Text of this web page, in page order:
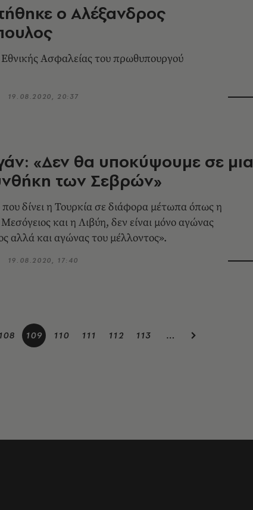
ο Αλέξανδρος
Ασφαλείας του πρωθυπουργού
19.08.2020, 20:37
«Δεν θα υποκύψουμε σε μια
των Σεβρών»
δίνει η Τουρκία σε διάφορα μέτωπα όπως η
και η Λιβύη, δεν είναι μόνο αγώνας
αλλά και αγώνας του μέλλοντος».
19.08.2020, 17:40
108 109 110 111 112 113 …